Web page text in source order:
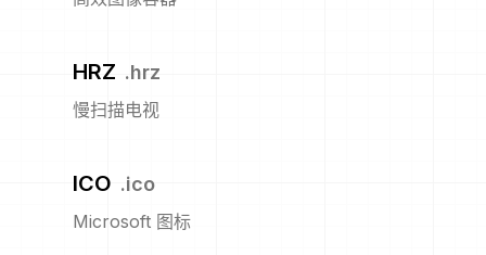
HRZ .hrz
慢扫描电视
ICO .ico
Microsoft 图标